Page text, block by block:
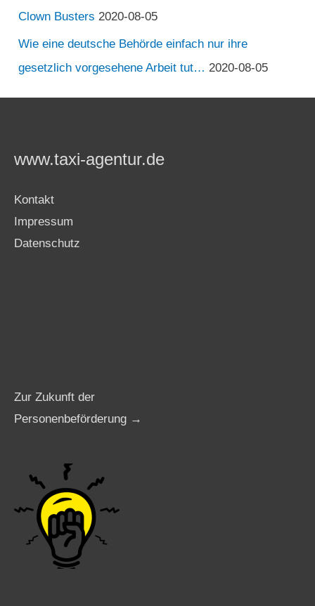
Clown Busters 2020-08-05
Wie eine deutsche Behörde einfach nur ihre
gesetzlich vorgesehene Arbeit tut… 2020-08-05
www.taxi-agentur.de
Kontakt
Impressum
Datenschutz
Zur Zukunft der
Personenbeförderung →